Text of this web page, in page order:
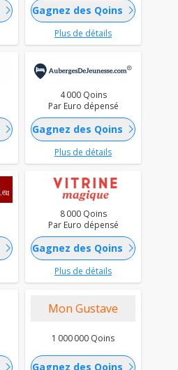
chevron_right Gagnez des Qoins chevron_right
Plus de détails
chevron_right
4 000 Qoins
Par Euro dépensé
Gagnez des Qoins chevron_right
Plus de détails
chevron_right
8 000 Qoins
Par Euro dépensé
Gagnez des Qoins chevron_right
Plus de détails
Mon Gustave
1 000 000 Qoins
Gagnez des Qoins